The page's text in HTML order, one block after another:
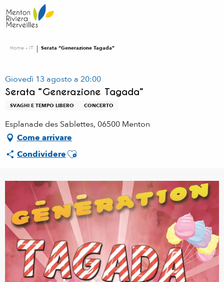
au
contenu
Home – IT Serata “Generazione Tagada”
Giovedì 13 agosto a 20:00
Serata “Generazione Tagada”
SVAGHI E TEMPO LIBERO CONCERTO
Esplanade des Sablettes, 06500 Menton
Come arrivare
CondividereAjouter aux favoris